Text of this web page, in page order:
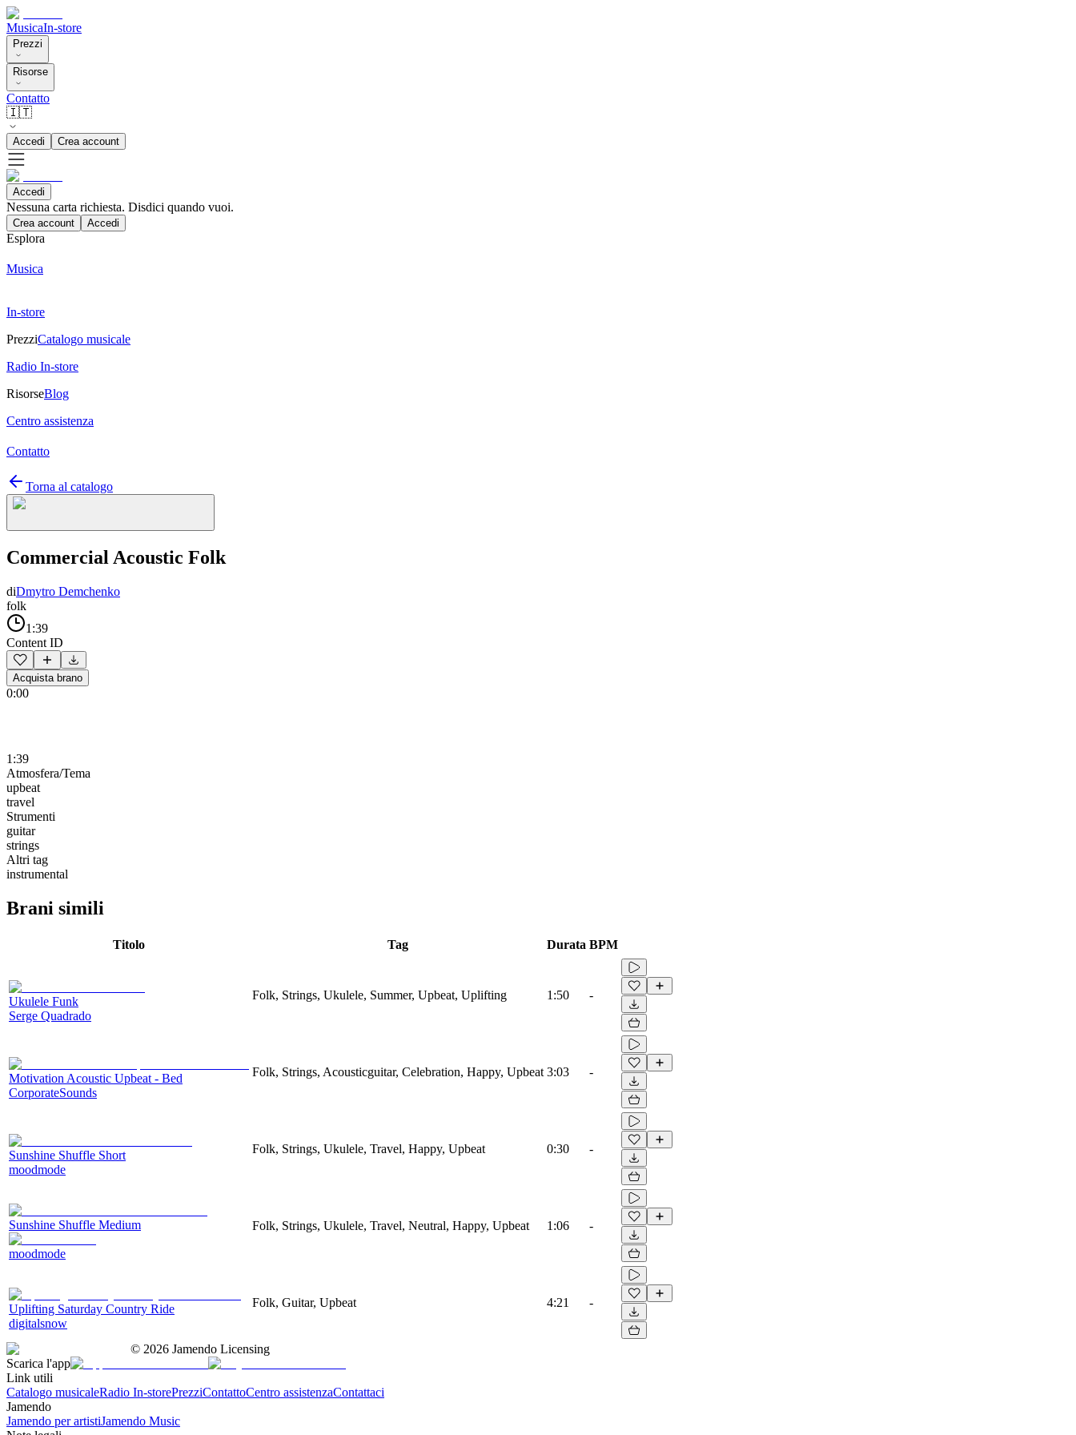
MusicaIn-store
Prezzi
Risorse
Contatto
🇮🇹
Accedi Crea account
Accedi
Nessuna carta richiesta. Disdici quando vuoi.
Crea account Accedi
Esplora
Musica
In-store
PrezziCatalogo musicale
Radio In-store
RisorseBlog
Centro assistenza
Contatto
Torna al catalogo
Commercial Acoustic Folk
diDmytro Demchenko
folk
1:39
Content ID
Acquista brano
0:00
1:39
Atmosfera/Tema
upbeat
travel
Strumenti
guitar
strings
Altri tag
instrumental
Brani simili
Titolo Tag Durata BPM
Ukulele Funk
Serge Quadrado
Folk, Strings, Ukulele, Summer, Upbeat, Uplifting 1:50 -
Motivation Acoustic Upbeat - Bed
CorporateSounds
Folk, Strings, Acousticguitar, Celebration, Happy, Upbeat 3:03 -
Sunshine Shuffle Short
moodmode
Folk, Strings, Ukulele, Travel, Happy, Upbeat 0:30 -
Sunshine Shuffle Medium
moodmode
Folk, Strings, Ukulele, Travel, Neutral, Happy, Upbeat 1:06 -
Uplifting Saturday Country Ride
digitalsnow
Folk, Guitar, Upbeat 4:21 -
© 2026 Jamendo Licensing
Scarica l'app
Link utili
Catalogo musicaleRadio In-storePrezziContattoCentro assistenzaContattaci
Jamendo
Jamendo per artistiJamendo Music